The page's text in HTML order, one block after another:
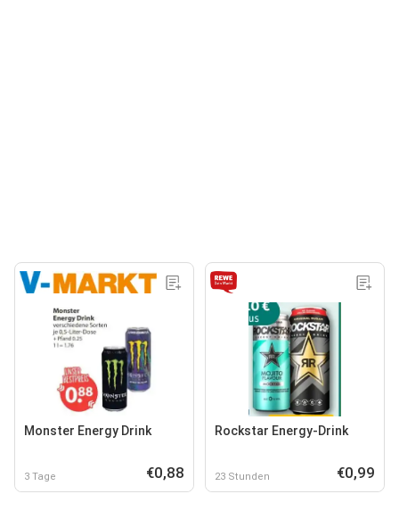
Monster Energy Drink
3 Tage €0,88
Rockstar Energy-Drink
23 Stunden €0,99